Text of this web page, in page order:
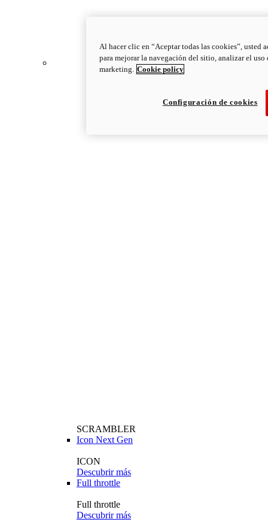
SCRAMBLER
Icon Next Gen
ICON
Descubrir más
Full throttle
Full throttle
Descubrir más
Al hacer clic en “Aceptar todas las cookies”, usted
para mejorar la navegación del sitio, analizar el
marketing. Cookie policy
Configuración de cookies